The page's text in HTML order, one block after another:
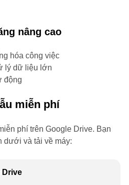
nâng cao
hóa công việc
lý dữ liệu lớn
động
miễn phí
phí trên Google Drive. Bạn
dưới và tải về máy:
Drive